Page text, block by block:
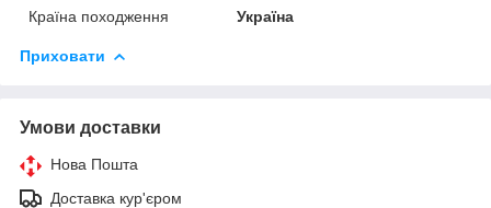
Країна походження
Україна
Приховати
Умови доставки
Нова Пошта
Доставка кур'єром